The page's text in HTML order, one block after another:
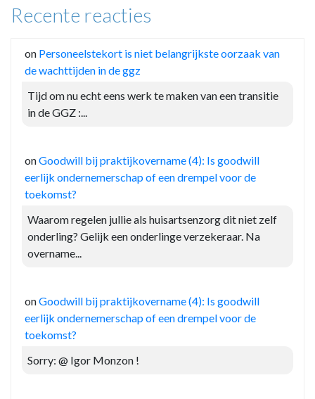
Recente reacties
on Personeelstekort is niet belangrijkste oorzaak van
de wachttijden in de ggz
Tijd om nu echt eens werk te maken van een transitie
in de GGZ :...
onGoodwill bij praktijkovername (4): Is goodwill
eerlijk ondernemerschap of een drempel voor de
toekomst?
Waarom regelen jullie als huisartsenzorg dit niet zelf
onderling? Gelijk een onderlinge verzekeraar. Na
overname...
onGoodwill bij praktijkovername (4): Is goodwill
eerlijk ondernemerschap of een drempel voor de
toekomst?
Sorry: @ Igor Monzon !